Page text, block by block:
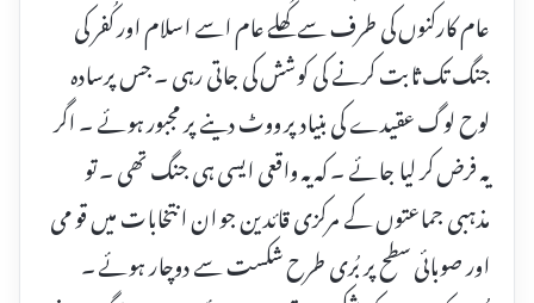
عام کارکنوں کی طرف سے کُھلے عام اسے اسلام اور کُفر کی
جنگ تک ثابت کرنے کی کوشش کی جاتی رہی ۔ جس پرسادہ
لوح لوگ عقیدے کی بنیاد پر ووٹ دینے پر مجبور ہوئے ۔ اگر
یہ فرض کر لیا جائے ۔ کہ یہ واقعی ایسی ہی جنگ تھی ۔ تو
مذہبی جماعتوں کے مرکزی قائدین جو ان انتخابات میں قو می
اور صوبائی سطح پر بُری طرح شکست سے دوچار ہوئے ۔